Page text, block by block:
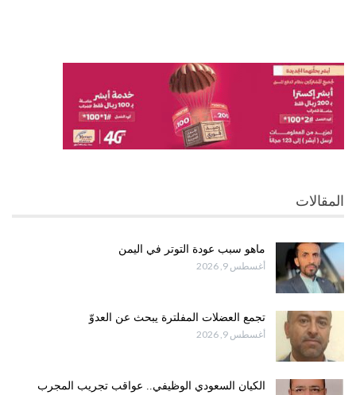
المقالات
ماهو سبب عودة التوتر في اليمن
أغسطس 9, 2026
تجمع العضلات المفلترة يبحث عن العدوّ
أغسطس 9, 2026
الكيان السعودي الوظيفي.. عواقب تجريب المجرب